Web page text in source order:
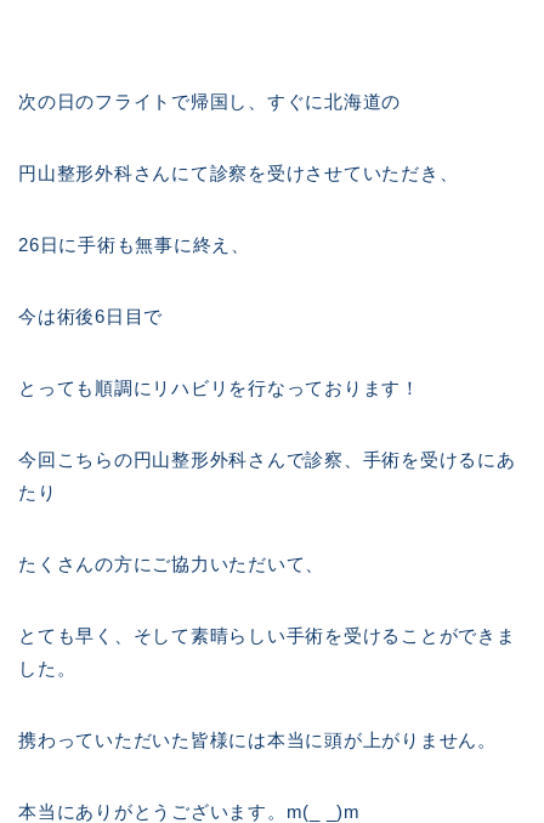
次の日のフライトで帰国し、すぐに北海道の
円山整形外科さんにて診察を受けさせていただき、
26日に手術も無事に終え、
今は術後6日目で
とっても順調にリハビリを行なっております！
今回こちらの円山整形外科さんで診察、手術を受けるにあ
たり
たくさんの方にご協力いただいて、
とても早く、そして素晴らしい手術を受けることができま
した。
携わっていただいた皆様には本当に頭が上がりません。
本当にありがとうございます。m(_ _)m